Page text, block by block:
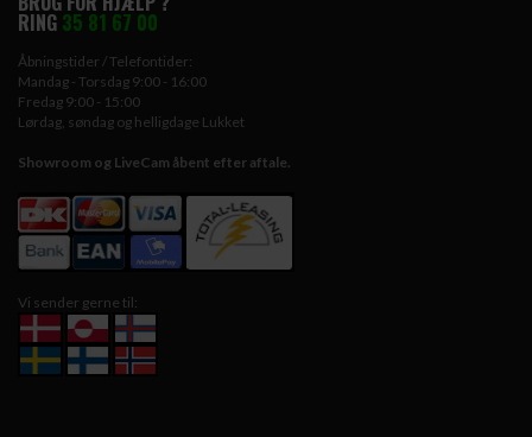
RING 35 81 67 00
Åbningstider / Telefontider:
Mandag - Torsdag 9:00 - 16:00
Fredag 9:00 - 15:00
Lørdag, søndag og helligdage Lukket
Showroom og LiveCam åbent efter aftale.
Vi sender gerne til: